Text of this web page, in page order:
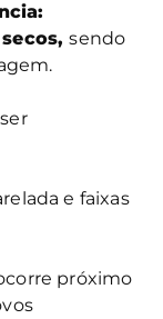
secos,sendo
e faixas
próximo